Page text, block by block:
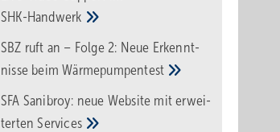
SHK-Handwerk
SBZ ruft an – Folge 2: Neue Erkennt­
nisse beimWärme­pumpen­test
SFA Sanibroy: neue Web­site mit erwei­
tertenServices